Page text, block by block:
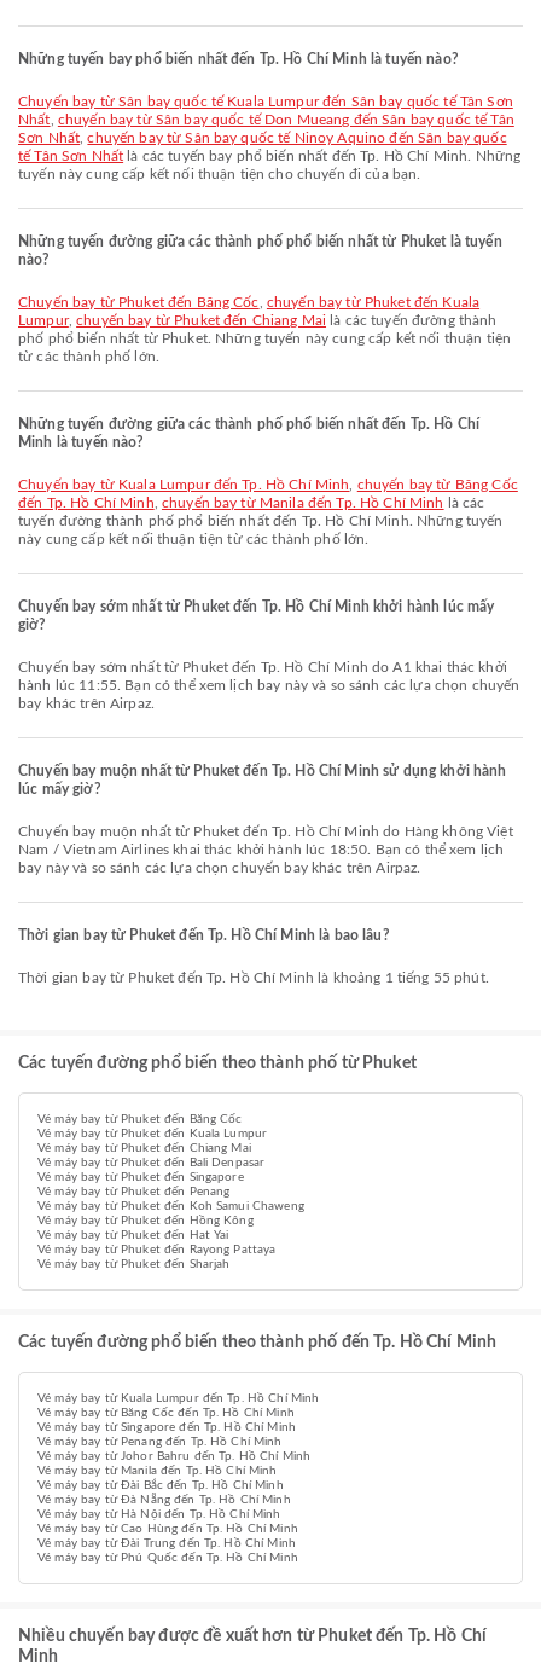
Những tuyến bay phổ biến nhất đến Tp. Hồ Chí Minh là tuyến nào?
chuyến bay từ Sân bay quốc tế Kuala Lumpur đến Sân bay quốc tế Tân Sơn
Nhất chuyến bay từ Sân bay quốc tế Don Mueang đến Sân bay quốc tế Tân
Sơn Nhất ,chuyến bay từ Sân bay quốc tế Ninoy Aquino đến Sân bay quốc
tế Tân Sơn Nhất là các tuyến bay phổ biến nhất đến Tp. Hồ Chí Minh. Những
tuyến này cung cấp kết nối thuận tiện cho chuyến đi của bạn.
Những tuyến đường giữa các thành phố phổ biến nhất từ Phuket là tuyến
nào?
chuyến bay từ Phuket đến Băng Cốc
chuyến bay từ Phuket đến Kuala
Lumpur,chuyến bay từ Phuket đến Chiang Mai là các tuyến đường thành
phố phổ biến nhất từ Phuket. Những tuyến này cung cấp kết nối thuận tiện
từ các thành phố lớn.
Những tuyến đường giữa các thành phố phổ biến nhất đến Tp. Hồ Chí
Minh là tuyến nào?
chuyến bay từ Kuala Lumpur đến Tp. Hồ Chí Minh
chuyến bay từ Băng Cốc
đến Tp. Hồ Chí Minh chuyến bay từ Manila đến Tp. Hồ Chí Minh
là các
tuyến đường thành phố phổ biến nhất đến Tp. Hồ Chí Minh. Những tuyến
này cung cấp kết nối thuận tiện từ các thành phố lớn.
Chuyến bay sớm nhất từ Phuket đến Tp. Hồ Chí Minh khởi hành lúc mấy
giờ?
Chuyến bay sớm nhất từ Phuket đến Tp. Hồ Chí Minh do A1 khai thác khởi
hành lúc 11:55. Bạn có thể xem lịch bay này và so sánh các lựa chọn chuyến
bay khác trên Airpaz.
Chuyến bay muộn nhất từ Phuket đến Tp. Hồ Chí Minh sử dụng khởi hành
lúc mấy giờ?
Chuyến bay muộn nhất từ Phuket đến Tp. Hồ Chí Minh do Hàng không Việt
Nam / Vietnam Airlines khai thác khởi hành lúc 18:50. Bạn có thể xem lịch
bay này và so sánh các lựa chọn chuyến bay khác trên Airpaz.
Thời gian bay từ Phuket đến Tp. Hồ Chí Minh là bao lâu?
Thời gian bay từ Phuket đến Tp. Hồ Chí Minh là khoảng 1 tiếng 55 phút.
Các tuyến đường phổ biến theo thành phố từ Phuket
Vé máy bay từ Phuket đến Băng Cốc
Vé máy bay từ Phuket đến Kuala Lumpur
Vé máy bay từ Phuket đến Chiang Mai
Vé máy bay từ Phuket đến Bali Denpasar
Vé máy bay từ Phuket đến Singapore
Vé máy bay từ Phuket đến Penang
Vé máy bay từ Phuket đến Koh Samui Chaweng
Vé máy bay từ Phuket đến Hồng Kông
Vé máy bay từ Phuket đến Hat Yai
Vé máy bay từ Phuket đến Rayong Pattaya
Vé máy bay từ Phuket đến Sharjah
Các tuyến đường phổ biến theo thành phố đến Tp. Hồ Chí Minh
Vé máy bay từ Kuala Lumpur đến Tp. Hồ Chí Minh
Vé máy bay từ Băng Cốc đến Tp. Hồ Chí Minh
Vé máy bay từ Singapore đến Tp. Hồ Chí Minh
Vé máy bay từ Penang đến Tp. Hồ Chí Minh
Vé máy bay từ Johor Bahru đến Tp. Hồ Chí Minh
Vé máy bay từ Manila đến Tp. Hồ Chí Minh
Vé máy bay từ Đài Bắc đến Tp. Hồ Chí Minh
Vé máy bay từ Đà Nẵng đến Tp. Hồ Chí Minh
Vé máy bay từ Hà Nội đến Tp. Hồ Chí Minh
Vé máy bay từ Cao Hùng đến Tp. Hồ Chí Minh
Vé máy bay từ Đài Trung đến Tp. Hồ Chí Minh
Vé máy bay từ Phú Quốc đến Tp. Hồ Chí Minh
Nhiều chuyến bay được đề xuất hơn từ Phuket đến Tp. Hồ Chí
Minh